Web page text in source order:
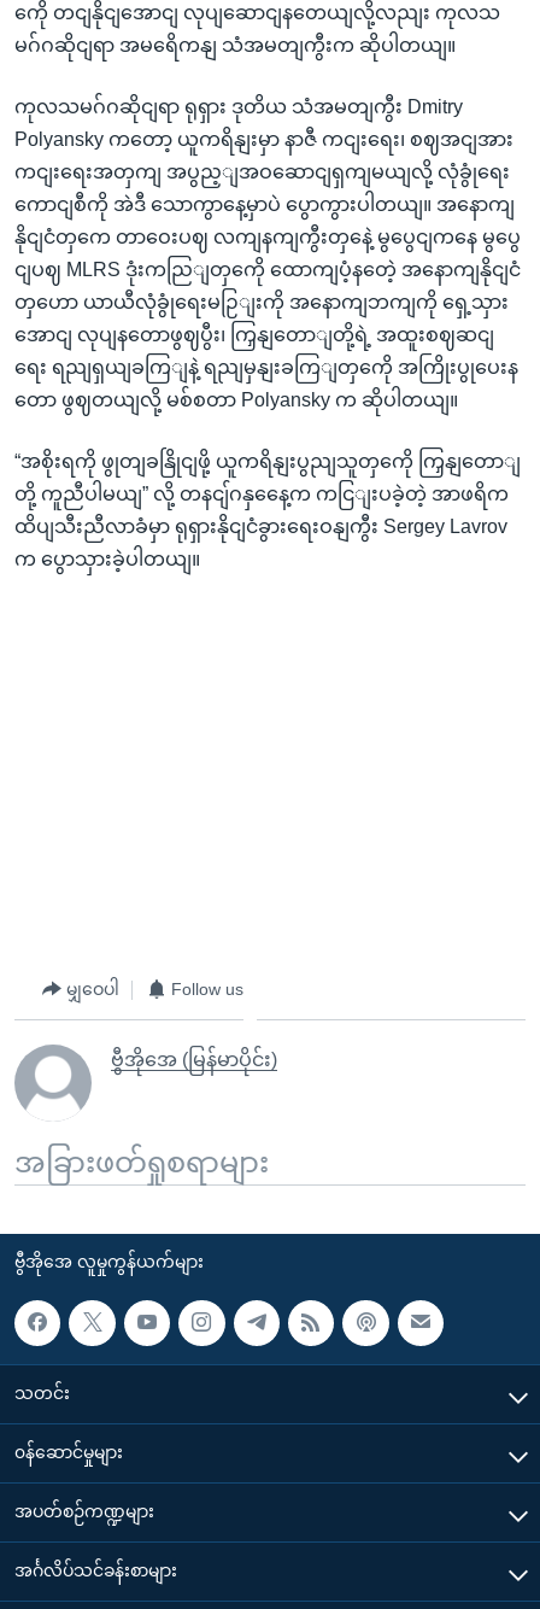
ကေို တငျနိုငျအောငျ လုပျဆောငျနတေယျလို့လညျး ကုလသ
မဂ်ဂဆိုငျရာ အမရေိကနျ သံအမတျကွီးက ဆိုပါတယျ။
ကုလသမဂ်ဂဆိုငျရာ ရုရှား ဒုတိယ သံအမတျကွီး Dmitry
Polyansky ကတော့ ယူကရိနျးမှာ နာဇီ ကငျးရေး၊ စဈအငျအား
ကငျးရေးအတှကျ အပွည့ျအဝဆောငျရှကျမယျလို့ လုံခွုံရေး
ကောငျစီကို အဲဒီ သောကွာနေ့မှာပဲ ပွောကွားပါတယျ။ အနောကျ
နိုငျငံတှကေ တာဝေးပဈ လကျနကျကွီးတှနေဲ့ မွပွေငျကနေ မွပွေ
ငျပဈ MLRS ဒုံးကညြျတှကေို ထောကျပံ့နတေဲ့ အနောကျနိုငျငံ
တှဟော ယာယီလုံခွုံရေးမဉြျးကို အနောကျဘကျကို ရှေ့သှား
အောငျ လုပျနတောဖွဈပွီး၊ ကြှနျတောျတို့ရဲ့ အထူးစဈဆငျ
ရေး ရညျရှယျခကြျနဲ့ ရညျမှနျးခကြျတှကေို အကြိုးပွုပေးန
တော ဖွဈတယျလို့ မစ်စတာ Polyansky က ဆိုပါတယျ။
“အစိုးရကို ဖွုတျခနြိုငျဖို့ ယူကရိနျးပွညျသူတှကေို ကြှနျတောျ
တို့ ကူညီပါမယျ” လို့ တနငျ်ဂနှနေေ့က ကငြျးပခဲ့တဲ့ အာဖရိက
ထိပျသီးညီလာခံမှာ ရုရှားနိုငျငံခွားရေးဝနျကွီး Sergey Lavrov
က ပွောသှားခဲ့ပါတယျ။
မျှဝေပါ Follow us
ဗွီအိုအေ (မြန်မာပိုင်း)
အခြားဖတ်ရှုစရာများ
ဗွီအိုအေ လူမှုကွန်ယက်များ
သတင်း
၀န်ဆောင်မှုများ
အပတ်စဉ်ကဏ္ဍများ
အင်္ဂလိပ်သင်ခန်းစာများ